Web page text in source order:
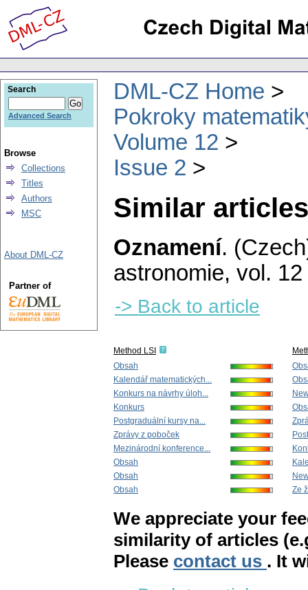
DML-CZ Home
Pokroky
Volume 12
Issue 2
Similar
Oznamení.
astronomie, vol.
-> Back to article
Method LSI
Obsah
Kalendář matematických...
Konkurs na návrhy úloh...
Konkurs
Postgraduální kursy na...
Zprávy z poboček
Mezinárodní konference...
Obsah
Obsah
Obsah
Ze
We appreciate your
similarity of articles
Please contact us . It
Search
Advanced Search
Browse
Collections
Titles
Authors
MSC
About DML-CZ
Partner of